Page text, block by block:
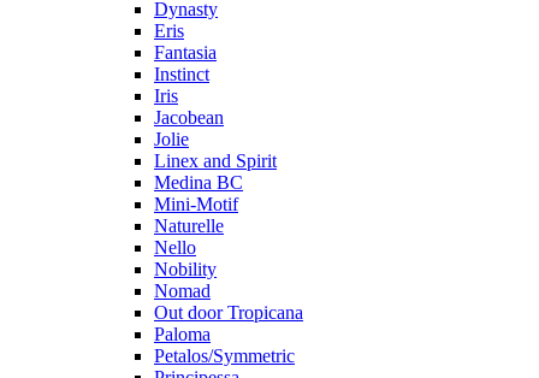
Dynasty
Eris
Fantasia
Instinct
Iris
Jacobean
Jolie
Linex and Spirit
Medina BC
Mini-Motif
Naturelle
Nello
Nobility
Nomad
Out door Tropicana
Paloma
Petalos/Symmetric